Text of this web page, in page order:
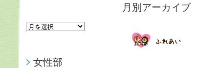
月別アーカイブ
女性部